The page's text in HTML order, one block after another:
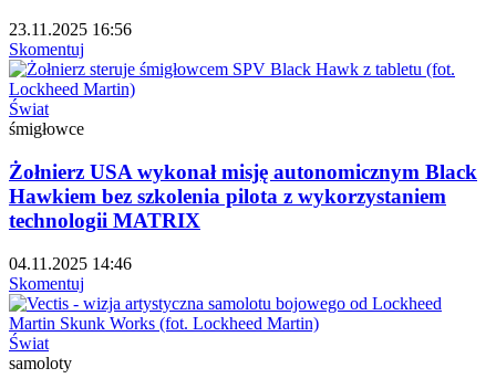
23.11.2025 16:56
Skomentuj
Świat
śmigłowce
Żołnierz USA wykonał misję autonomicznym Black
Hawkiem bez szkolenia pilota z wykorzystaniem
technologii MATRIX
04.11.2025 14:46
Skomentuj
Świat
samoloty